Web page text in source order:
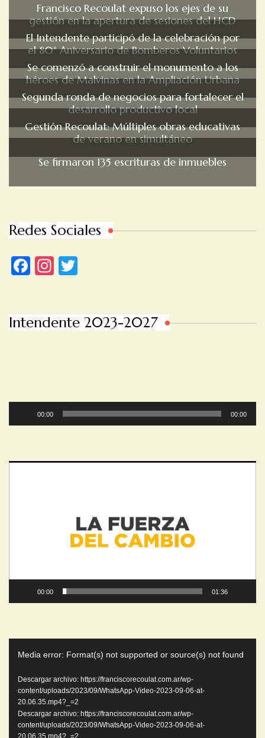
Francisco Recoulat expuso los ejes de su
gestión en la apertura de sesiones del HCD
El Intendente participó de la celebración por
el 80° Aniversario de Bomberos Voluntarios
Se comenzó a construir el monumento a los
héroes de Malvinas en la Ampliación Urbana
Segunda ronda de negocios para fortalecer el
desarrollo productivo local
Gestión Recoulat: Múltiples obras educativas
de verano en simultáneo
Se firmaron 135 escrituras de inmuebles
Redes Sociales
Facebook
Instagram
Intendente 2023-2027
Reproductor
de
00:00 00:00
00:00 01:36
video
Media error: Format(s) not supported or source(s) not found
Descargar archivo: https://franciscorecoulat.com.ar/wp-
content/uploads/2023/09/WhatsApp-Video-2023-09-06-at-
20.06.35.mp4?_=2
Descargar archivo: https://franciscorecoulat.com.ar/wp-
content/uploads/2023/09/WhatsApp-Video-2023-09-06-at-
20.06.35.mp4?_=2